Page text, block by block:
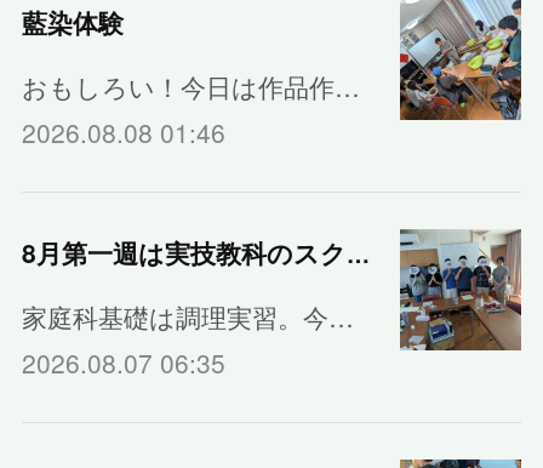
藍染体験
おもしろい！今日は作品作…
2026.08.08 01:46
8月第一週は実技教科のスクーリング
家庭科基礎は調理実習。今…
2026.08.07 06:35